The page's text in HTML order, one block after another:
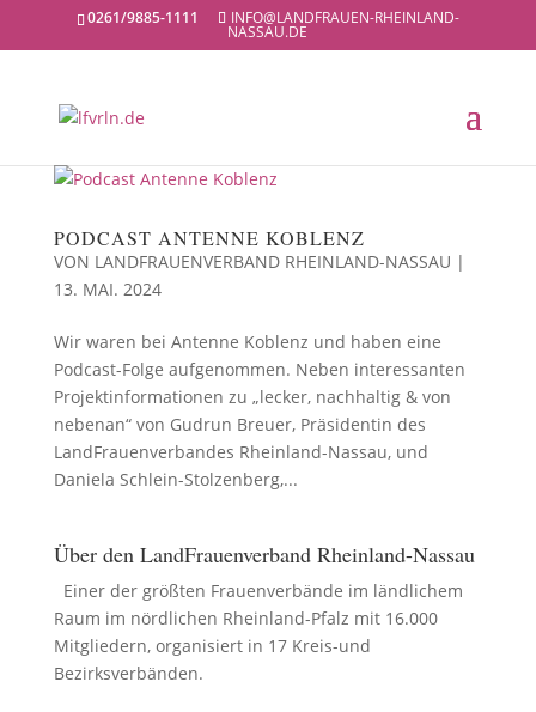
0261/9885-1111 INFO@LANDFRAUEN-RHEINLAND-
NASSAU.DE
PODCAST ANTENNE KOBLENZ
VON LANDFRAUENVERBAND RHEINLAND-NASSAU |
13. MAI. 2024
Wir waren bei Antenne Koblenz und haben eine
Podcast-Folge aufgenommen. Neben interessanten
Projektinformationen zu „lecker, nachhaltig & von
nebenan“ von Gudrun Breuer, Präsidentin des
LandFrauenverbandes Rheinland-Nassau, und
Daniela Schlein-Stolzenberg,...
Über den LandFrauenverband Rheinland-Nassau
Einer der größten Frauenverbände im ländlichem
Raum im nördlichen Rheinland-Pfalz mit 16.000
Mitgliedern, organisiert in 17 Kreis-und
Bezirksverbänden.